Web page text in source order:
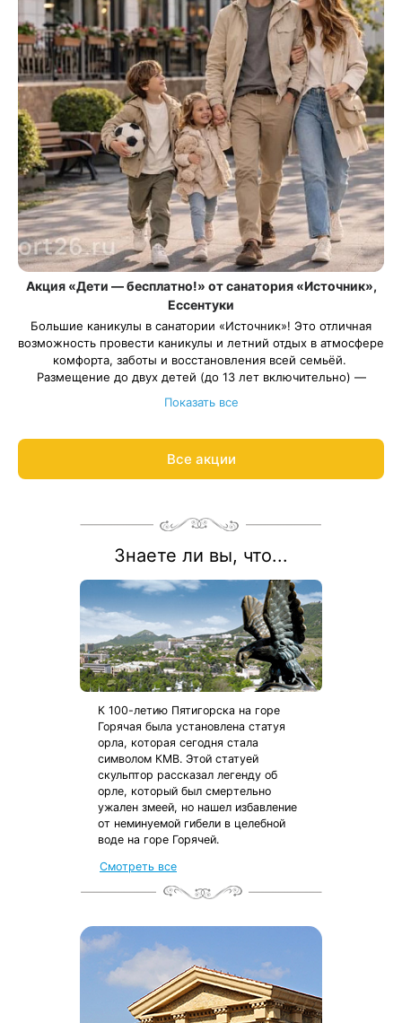
Акция «Дети — бесплатно!» от санатория «Источник»,
Ессентуки
Большие каникулы в санатории «Источник»! Это отличная
возможность провести каникулы и летний отдых в атмосфере
комфорта, заботы и восстановления всей семьёй.
Размещение до двух детей (до 13 лет включительно) —
бесплатно по программе «Отдых детство».
Весь период проживания должен пройти в даты 1 мая — 31
акции:8 800 700-15-77
Показать все
Все акции
Знаете ли вы, что...
К 100-летию Пятигорска на горе
Горячая была установлена статуя
орла, которая сегодня стала
символом КМВ. Этой статуей
скульптор рассказал легенду об
орле, который был смертельно
ужален змеей, но нашел избавление
от неминуемой гибели в целебной
воде на горе Горячей.
Смотреть все